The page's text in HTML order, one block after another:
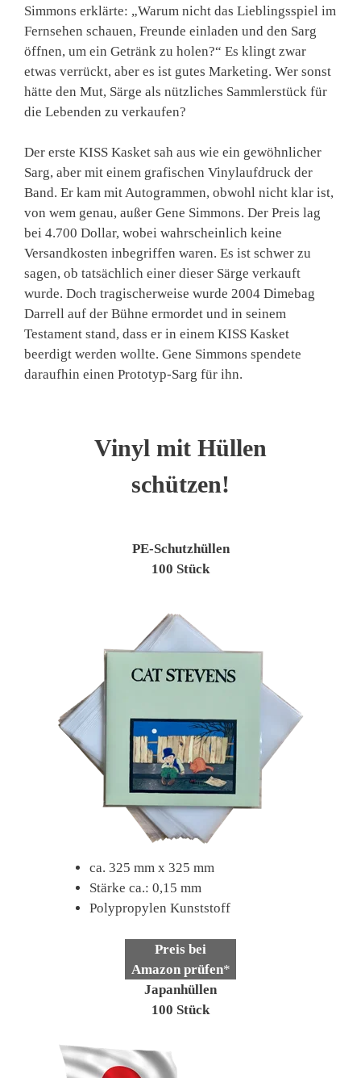
Simmons erklärte: „Warum nicht das Lieblingsspiel im
Fernsehen schauen, Freunde einladen und den Sarg
öffnen, um ein Getränk zu holen?“ Es klingt zwar
etwas verrückt, aber es ist gutes Marketing. Wer sonst
hätte den Mut, Särge als nützliches Sammlerstück für
die Lebenden zu verkaufen?
Der erste KISS Kasket sah aus wie ein gewöhnlicher
Sarg, aber mit einem grafischen Vinylaufdruck der
Band. Er kam mit Autogrammen, obwohl nicht klar ist,
von wem genau, außer Gene Simmons. Der Preis lag
bei 4.700 Dollar, wobei wahrscheinlich keine
Versandkosten inbegriffen waren. Es ist schwer zu
sagen, ob tatsächlich einer dieser Särge verkauft
wurde. Doch tragischerweise wurde 2004 Dimebag
Darrell auf der Bühne ermordet und in seinem
Testament stand, dass er in einem KISS Kasket
beerdigt werden wollte. Gene Simmons spendete
daraufhin einen Prototyp-Sarg für ihn.
Vinyl mit Hüllen
schützen!
PE-Schutzhüllen
100 Stück
ca. 325 mm x 325 mm
Stärke ca.: 0,15 mm
Polypropylen Kunststoff
Preis bei
Amazon prüfen*
Japanhüllen
100 Stück